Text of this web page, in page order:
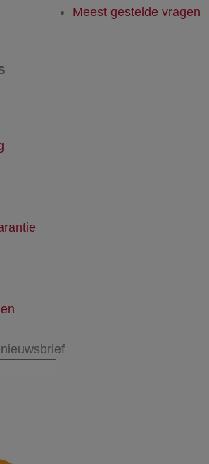
Meest gestelde vragen